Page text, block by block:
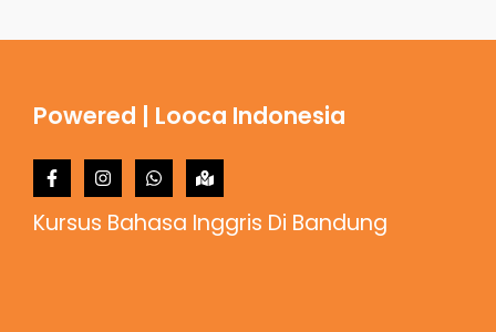
Powered | Looca Indonesia
Kursus Bahasa Inggris Di Bandung